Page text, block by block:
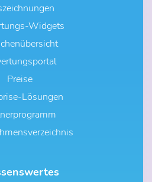
Widgets
Preise
Lösungen